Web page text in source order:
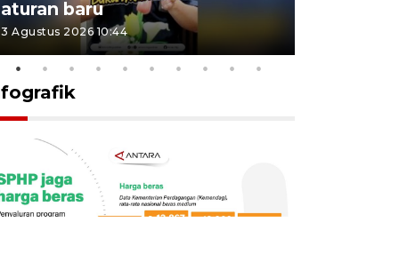
aturan baru
3 Agustus 2026 10:44